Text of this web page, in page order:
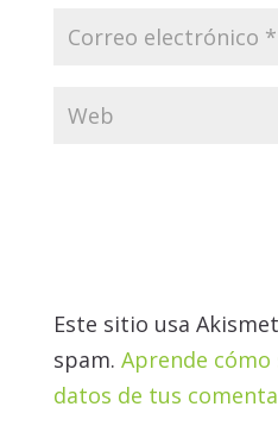
Este sitio usa
spam. Aprende cómo
datos de tus